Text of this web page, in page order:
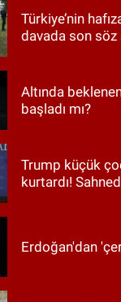
Türkiye’nin
davada son söz
Altında
başladı mı?
Trump küçük
kurtardı!
Erdoğan'dan